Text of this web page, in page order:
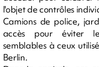
l'objet de contrôles
Camions de police,
accès pour éviter
semblables à ceux
Berlin.